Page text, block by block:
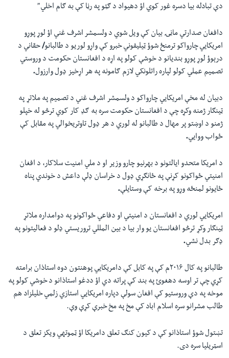
دې تبادله بیا دسره غور کوي اؤ دهیواد د ګټو په رڼا کې به ګام اخلي”
دافغان صدارتي ماڼۍ بیان کې ویل شوي د ولسمشر اشرف غني اؤ لوړ پوړو
امریکایي چارواکو ترمنځ شوؤ ټیليفوني خبرو کې واړو لوریو د طالبانو/حقاني د
درېوؤ لوړ پوړو بندیانو د خوشې کولوپه اړه د افغانستان حکومت د وروستي
تصمیم عملي کولو لپارهراتلونکي لازم ګامونه په هر اړخیز ډولوارزول.
دبیان له مخې امریکایي چارواکو د ولسمشر اشرف غني د تصمیم په ملاتړ په
ټینګار ژمنه وکړهچې د افغانستان حکومت سرهبه ګډ کار کويترڅو له خپلو
ژمنو د اوښتوپر مهال د طالبانو له لوري د هر ډولتاوتریخوالي په مقابل کې
ځواب ووایي.
د امریکا متحدو ایالتونو د بهرنیوچارو وزیر او د ملي امنیت سلاکار، د افغان
امنیتي ځواکونو کړنېپه ځانګړي ډول د خراسان ډلې داعش د خونديپناه
ځایونو لمنځه وړو په برخه کېوستایلې.
امریکایي لوري د افغانستان د امنیتي او دفاعي ځواکونوپه دوامدارهملاتړ
ټینګار وکړ ترڅو افغانستان یووار بیا د بین المللي تروریستي ډلو د فعالیتونوپه
ډګر بدلنشي.
طالبانو په کال ۲۰۱۶م کې په کابل کې دامریکایي پوهنتون دوه استاذان برامته
کړي چې تر اوسه دهغوئ په بند کې پراته دي اؤ ددغو استاذانو د خوشي کولو په
موخه په دې وروستیو کې افغان سولې دپاره امریکایي استازي زلمي خلیلزاد هم
طالب مشرانو سره اسلام اباد کې مخ په مخ خبرې کړې وې.
تښتول شوؤ استاذانو کې د کیون کنګ تعلق دامریکا اؤ ټموتهي ویکز تعلق د
اسټریلیا سره دی.